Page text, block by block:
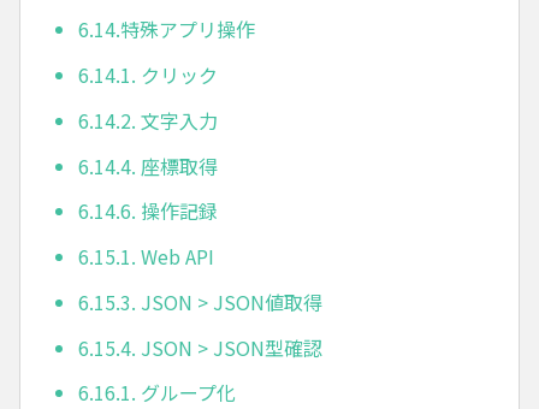
6.14.特殊アプリ操作
6.14.1. クリック
6.14.2. 文字入力
6.14.4. 座標取得
6.14.6. 操作記録
6.15.1. Web API
6.15.3. JSON > JSON値取得
6.15.4. JSON > JSON型確認
6.16.1. グループ化